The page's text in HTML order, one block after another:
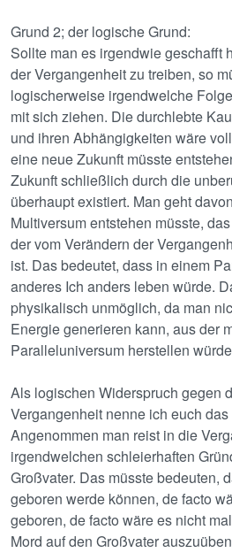
Grund 2; der logische Grund:
Sollte man es irgendwie geschafft
der Vergangenheit zu treiben, so
logischerweise irgendwelche
mit sich ziehen. Die durchlebte
und ihren Abhängigkeiten wäre
eine neue Zukunft müsste
Zukunft schließlich durch die
überhaupt existiert. Man geht
Multiversum entstehen müsste,
der vom Verändern der
ist. Das bedeutet, dass in einem
anderes Ich anders leben würde.
physikalisch unmöglich, da man
Energie generieren kann, aus der
Paralleluniversum herstellen
Als logischen Widerspruch gegen
Vergangenheit nenne ich euch das
Angenommen man reist in die
irgendwelchen schleierhaften
Großvater. Das müsste bedeuten,
geboren werde können, de facto
geboren, de facto wäre es nicht
Mord auf den Großvater